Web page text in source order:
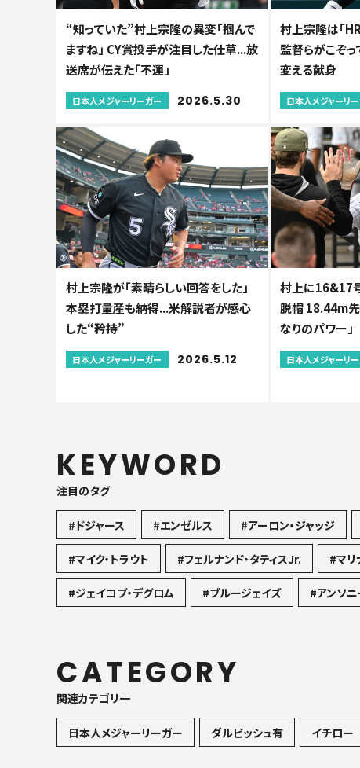
“知っていた”村上宗隆の異変「掴んで
ますね」 CY賞投手が注目した仕草...放
送席が伝えた「不運」
日本人メジャーリーガー 2026.5.30
村上宗隆は「
監督らがこぞ
変える献身
日本人メジャーリ
村上宗隆が「素晴らしい回答をした」
本塁打量産も納得...米解説者が感心
した“矜持”
日本人メジャーリーガー 2026.5.12
村上に16&17
脱帽 18.44m
なりのパワー」
日本人メジャーリ
KEYWORD
注目のタグ
#ドジャース #エンゼルス #アーロン・ジャッジ
#マイク・トラウト #フェルナンド・タティスJr. #マリ
#ジェイコブ・デグロム #ブルージェイズ #アンソニ
CATEGORY
関連カテゴリ一
日本人メジャーリーガー ダルビッシュ有 イチロー